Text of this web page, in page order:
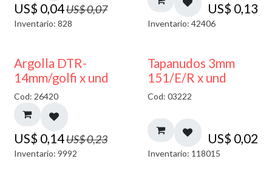
US$ 0,04US$0,07
Inventario: 828
US$ 0,13
Inventario: 42406
40% DESCUENTO
Argolla DTR-
14mm/golfi x und
Cod: 26420
US$ 0,14US$0,23
Inventario: 9992
Tapanudos 3mm
151/E/R x und
Cod: 03222
US$ 0,02
Inventario: 118015